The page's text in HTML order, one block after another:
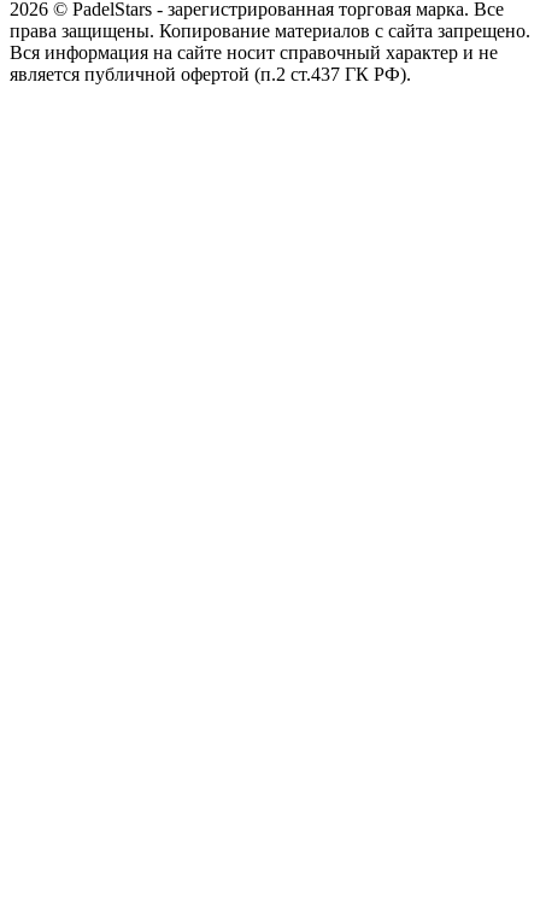
2026 © PadelStars - зарегистрированная торговая марка. Все
права защищены. Копирование материалов с сайта запрещено.
Вся информация на сайте носит справочный характер и не
является публичной офертой (п.2 ст.437 ГК РФ).